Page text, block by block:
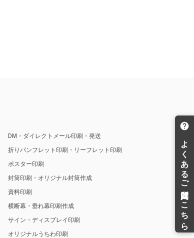
DM・ダイレクトメール印刷・発送
折りパンフレット印刷・リーフレット印刷
ポスター印刷
封筒印刷・オリジナル封筒作成
資料印刷
横断幕・垂れ幕印刷作成
サイン・ディスプレイ印刷
オリジナルうちわ印刷